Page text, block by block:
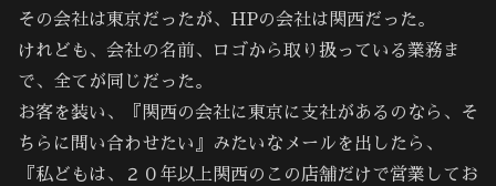
その会社は東京だったが、HPの会社は関西だった。
けれども、会社の名前、ロゴから取り扱っている業務ま
で、全てが同じだった。
お客を装い、『関西の会社に東京に支社があるのなら、そ
ちらに問い合わせたい』みたいなメールを出したら、
『私どもは、２０年以上関西のこの店舗だけで営業してお